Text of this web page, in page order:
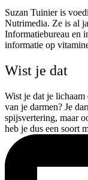
Suzan Tuinier is
Nutrimedia. Ze is al
Informatiebureau en
informatie op
Wist je dat
Wist je dat je
van je darmen? Je
spijsvertering, maar
heb je dus een soort